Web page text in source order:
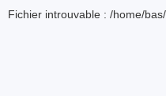
Fichier introuvable : /home/